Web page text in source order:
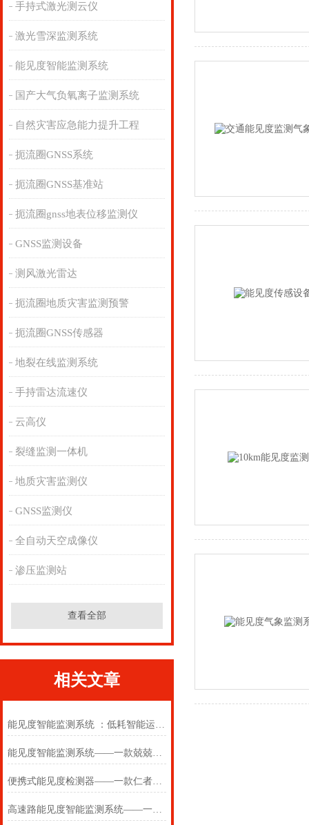
手持式激光测云仪
激光雪深监测系统
能见度智能监测系统
国产大气负氧离子监测系统
自然灾害应急能力提升工程
扼流圈GNSS系统
扼流圈GNSS基准站
扼流圈gnss地表位移监测仪
GNSS监测设备
测风激光雷达
扼流圈地质灾害监测预警
扼流圈GNSS传感器
地裂在线监测系统
手持雷达流速仪
云高仪
裂缝监测一体机
地质灾害监测仪
GNSS监测仪
全自动天空成像仪
渗压监测站
查看全部
相关文章
能见度智能监测系统 ：低耗智能运维，降低全生命周期使用成本
能见度智能监测系统——一款兢兢业业的全自动大气能见度监测站
便携式能见度检测器——一款仁者见仁的高速路能见度智能监测系统
高速路能见度智能监测系统——一款见仁见智的交通运输能见度监测系统